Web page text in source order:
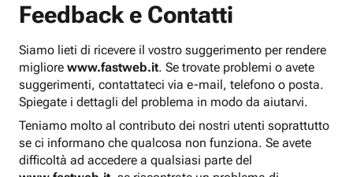
Feedback e Contatti
Siamo lieti di ricevere il vostro suggerimento per rendere
migliore www.fastweb.it. Se trovate problemi o avete
suggerimenti, contattateci via e-mail, telefono o posta.
Spiegate i dettagli del problema in modo da aiutarvi.
Teniamo molto al contributo dei nostri utenti soprattutto
se ci informano che qualcosa non funziona. Se avete
difficoltà ad accedere a qualsiasi parte del